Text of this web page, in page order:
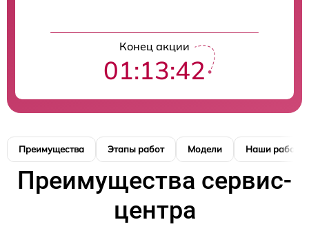
Конец акции
01:13:41
Преимущества Этапы работ Модели Наши работы
Преимущества сервис-
центра